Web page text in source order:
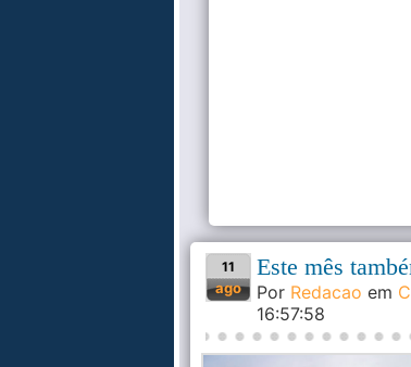
11
ago
Este mês
Por Redacao em
16:57:58